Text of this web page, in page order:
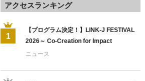
アクセスランキング
1
【プログラム決定！】LINK-J FESTIVAL
2026～ Co-Creation for Impact
ニュース